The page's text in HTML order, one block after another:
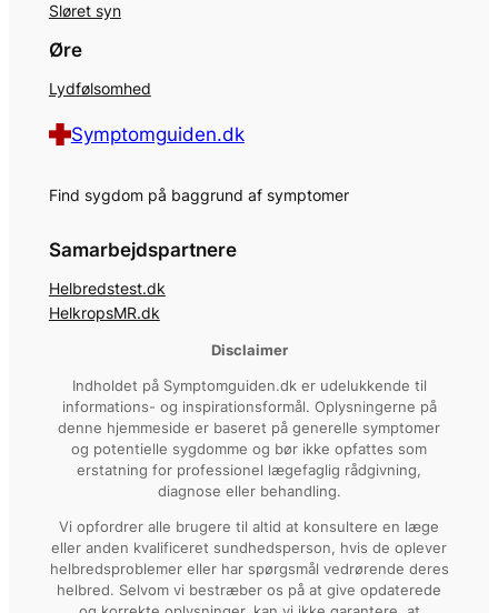
Sløret syn
Øre
Lydfølsomhed
Symptomguiden.dk
Find sygdom på baggrund af symptomer
Samarbejdspartnere
Helbredstest.dk
HelkropsMR.dk
Disclaimer
Indholdet på Symptomguiden.dk er udelukkende til
informations- og inspirationsformål. Oplysningerne på
denne hjemmeside er baseret på generelle symptomer
og potentielle sygdomme og bør ikke opfattes som
erstatning for professionel lægefaglig rådgivning,
diagnose eller behandling.
Vi opfordrer alle brugere til altid at konsultere en læge
eller anden kvalificeret sundhedsperson, hvis de oplever
helbredsproblemer eller har spørgsmål vedrørende deres
helbred. Selvom vi bestræber os på at give opdaterede